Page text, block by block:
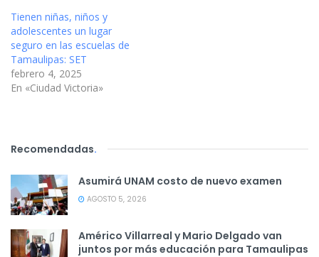
Tienen niñas, niños y
adolescentes un lugar
seguro en las escuelas de
Tamaulipas: SET
febrero 4, 2025
En «Ciudad Victoria»
Recomendadas.
Asumirá UNAM costo de nuevo examen
AGOSTO 5, 2026
Américo Villarreal y Mario Delgado van
juntos por más educación para Tamaulipas